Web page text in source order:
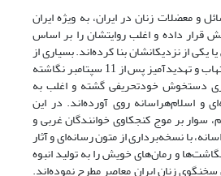
و معضلات زنان در ایران، به ویژه ایران
قرار داده و اغلب روایتشان را بر اساس
از نزدیکانشان بنا کرده‌اند. بسیاری از
این متون که در فضای پرالتهاب و تهدیدآمیز پس از 11 سپتامبر نگاشته
دستخوش خودتحریفی گشته و اغلب به
و اسلام‌هراسانه روی آورده‌اند. در این
سوار بر موج کنجکاوی خوانندگان غربی و
با نسخه‌برداری از متون رسانه‌ای و آثار
و رمان‌های خویش را به تولید انبوه
زنان ایران معاصر مطرح نموده‌اند.